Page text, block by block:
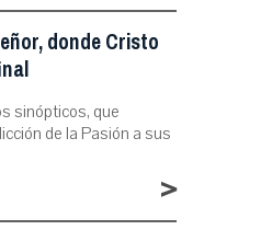
donde Cristo
sinópticos, que
de la Pasión a sus
>